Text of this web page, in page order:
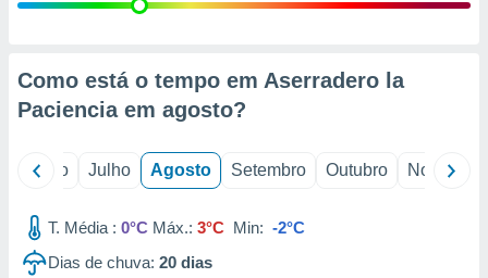
através
estudos
Como está o tempo em Aserradero la
Paciencia em agosto?
Junho Julho Agosto Setembro Outubro Novembro
T. Média : 0°C Máx.: 3°C Min: -2°C
Dias de chuva: 20 dias